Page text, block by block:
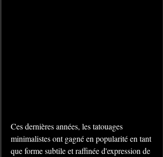
Ces dernières années, les tatouages ​​
minimalistes ont gagné en popularité en tant
que forme subtile et raffinée d'expression de